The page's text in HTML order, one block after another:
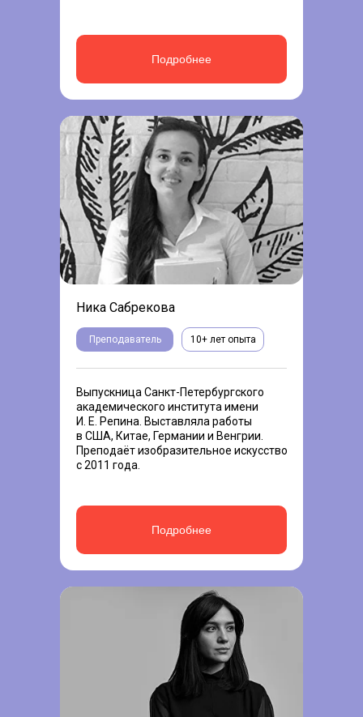
Подробнее
Преподаватель 10+ лет опыта
Ника Сабрекова
Выпускница Санкт-Петербургского
академического института имени
И. Е. Репина. Выставляла работы
в США, Китае, Германии и Венгрии.
Преподаёт изобразительное искусство
с 2011 года.
Подробнее